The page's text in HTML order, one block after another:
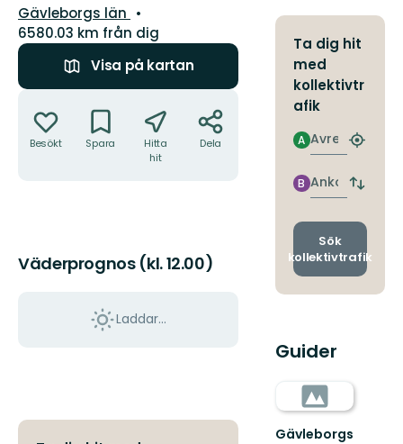
Län:
Gävleborgs län
6580.03 km från dig
Visa på kartan
Besökt Spara
Hitta
hit
Dela
Väderprognos (kl. 12.00)
Laddar...
Ta dig hit
med
kollektivtr
afik
Avresa
A
Hitta
Ankomst
B
Byt
och
Sök
kollektivtrafik
Guider
Gävleborgs